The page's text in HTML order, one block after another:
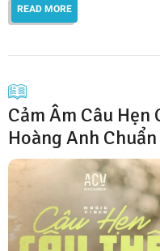
READ MORE
Cảm Âm Câu Hẹn
Hoàng Anh